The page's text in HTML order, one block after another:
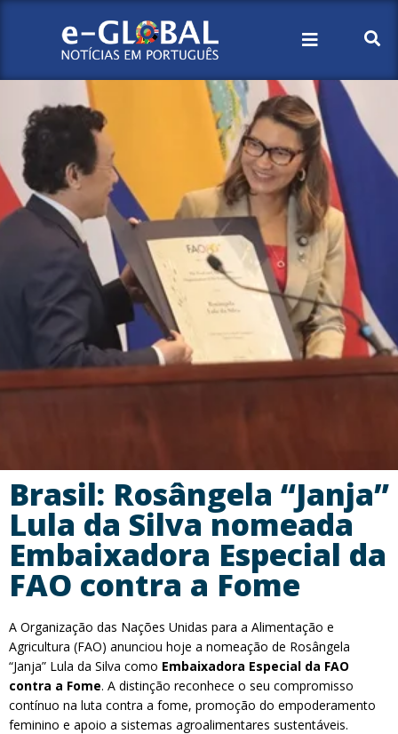
Brasil: Rosângela “Janja”
Lula da Silva nomeada
Embaixadora Especial da
FAO contra a Fome
A Organização das Nações Unidas para a Alimentação e
Agricultura (FAO) anunciou hoje a nomeação de Rosângela
“Janja” Lula da Silva como Embaixadora Especial da FAO
contra a Fome. A distinção reconhece o seu compromisso
contínuo na luta contra a fome, promoção do empoderamento
feminino e apoio a sistemas agroalimentares sustentáveis.